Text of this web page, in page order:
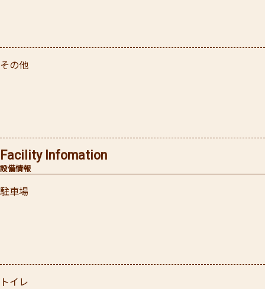
その他
設備情報
Facility Infomation
駐車場
トイレ